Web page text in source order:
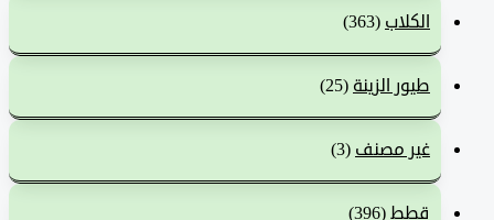
الكلاب(363)
طيور الزينة (25)
غير مصنف(3)
قطط (396)